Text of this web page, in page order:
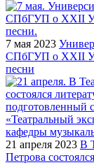
7 мая 2023
СПбГУП о XXII
песни
21 апреля 2023 В
Петрова